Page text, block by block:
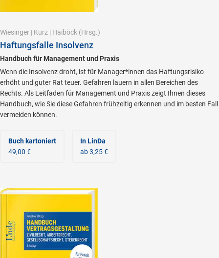
Wiesinger | Kurz | Haiböck (Hrsg.)
Haftungsfalle Insolvenz
Handbuch für Management und Praxis
Wenn die Insolvenz droht, ist für Manager*innen das Haftungsrisiko
erhöht und guter Rat teuer. Gefahren lauern in allen Bereichen des
Rechts. Als Leitfaden für Management und Praxis zeigt Ihnen dieses
Handbuch, wie Sie diese Gefahren frühzeitig erkennen und im besten Fall
vermeiden können.
Buch kartoniert
49,00 €
In LinDa
ab 3,25 €